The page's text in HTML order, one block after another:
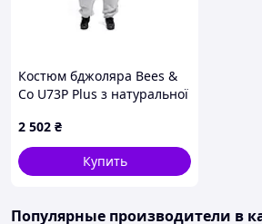
Костюм бджоляра Bees &
Co U73P Plus з натуральної
2 502 ₴
Купить
Популярные производители в